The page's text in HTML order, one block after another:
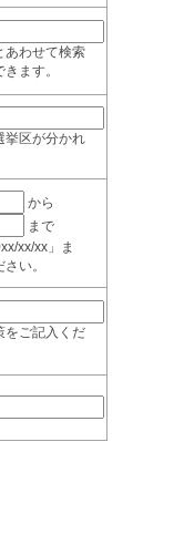
あわせて検索
ます。
挙区が分かれ
から
まで
xx/xx」ま
い。
をご記入くだ